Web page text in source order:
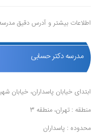
اطلاعات بیشتر و آدرس دقیق
مدرسه دکتر حسابی
ابتدای خیابان پاسداران، خیابان
منطقه : تهران، منطقه 3
محدوده : پاسداران